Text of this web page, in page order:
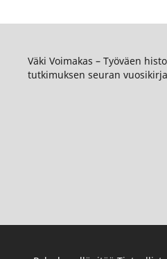
Väki Voimakas – Työväen
tutkimuksen seuran